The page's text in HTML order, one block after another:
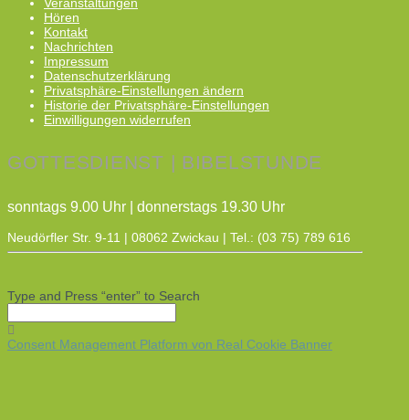
Hören
Kontakt
Nachrichten
Impressum
Datenschutzerklärung
Privatsphäre-Einstellungen ändern
Historie der Privatsphäre-Einstellungen
Einwilligungen widerrufen
GOTTESDIENST | BIBELSTUNDE
sonntags 9.00 Uhr | donnerstags 19.30 Uhr
Neudörfler Str. 9-11 | 08062 Zwickau | Tel.: (03 75) 789 616
Type and Press “enter” to Search
Consent Management Platform von Real Cookie Banner